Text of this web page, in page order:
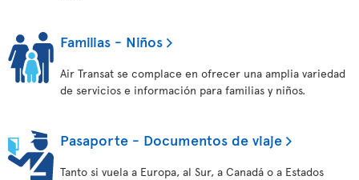
Familias - Niños
Air Transat se complace en ofrecer una amplia variedad
de servicios e información para familias y niños.
Pasaporte - Documentos de viaje
Tanto si vuela a Europa, al Sur, a Canadá o a Estados